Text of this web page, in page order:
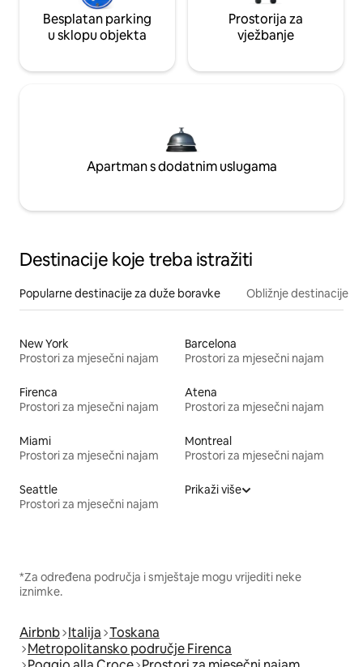
Besplatan parking
u sklopu objekta
Prostorija za
vježbanje
Apartman s dodatnim uslugama
Destinacije koje treba istražiti
Popularne destinacije za duže boravke Obližnje destinacije
New York
Prostori za mjesečni najam
Barcelona
Prostori za mjesečni najam
Firenca
Prostori za mjesečni najam
Atena
Prostori za mjesečni najam
Miami
Prostori za mjesečni najam
Montreal
Prostori za mjesečni najam
Seattle
Prostori za mjesečni najam
Prikaži više
*Za određena područja i smještaje mogu vrijediti neke
iznimke.
Airbnb Italija Toskana
Metropolitansko područje Firenca